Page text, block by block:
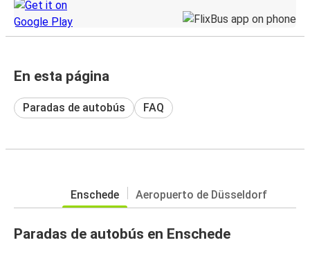
En esta página
Paradas de autobús FAQ
Enschede Aeropuerto de Düsseldorf
Paradas de autobús en Enschede